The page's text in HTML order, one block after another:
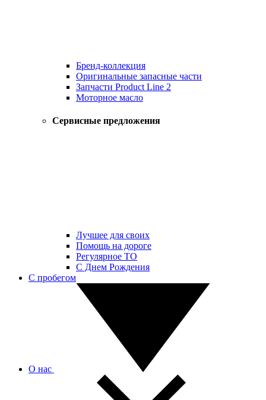
Бренд-коллекция
Оригинальные запасные части
Запчасти Product Line 2
Моторное масло
Сервисные предложения
Лучшее для своих
Помощь на дороге
Регулярное ТО
С Днем Рождения
С пробегом
О нас